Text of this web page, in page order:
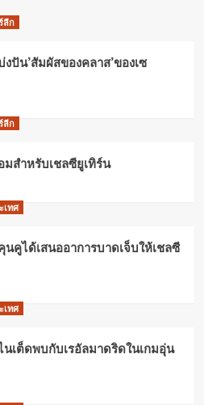
ลีก
ปัน’สัมผัสของคลาส’ของเซ
ลีก
สำหรับเชลซียูเทิร์น
เทศ
คูได้เสนออาการบาดเจ็บให้เชลซี
เทศ
เต็ดพบกับเรอัลมาดริดในเกมอุ่น